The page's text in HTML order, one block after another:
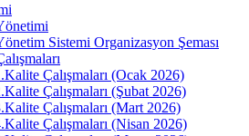
Sistemi Organizasyon Şeması
Çalışmaları (Ocak 2026)
Çalışmaları (Şubat 2026)
Çalışmaları (Mart 2026)
Çalışmaları (Nisan 2026)